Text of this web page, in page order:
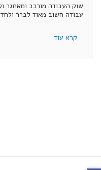
שוק העבודה מורכב ומאתגר
עבודה חשוב מאוד לברר
קרא עוד